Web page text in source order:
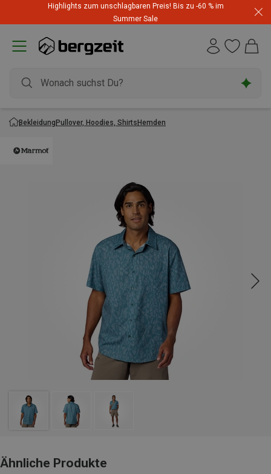
Highlights zum unschlagbaren Preis! Bis zu -60 % im
Summer Sale
BekleidungPullover, Hoodies, ShirtsHemden
Ähnliche Produkte